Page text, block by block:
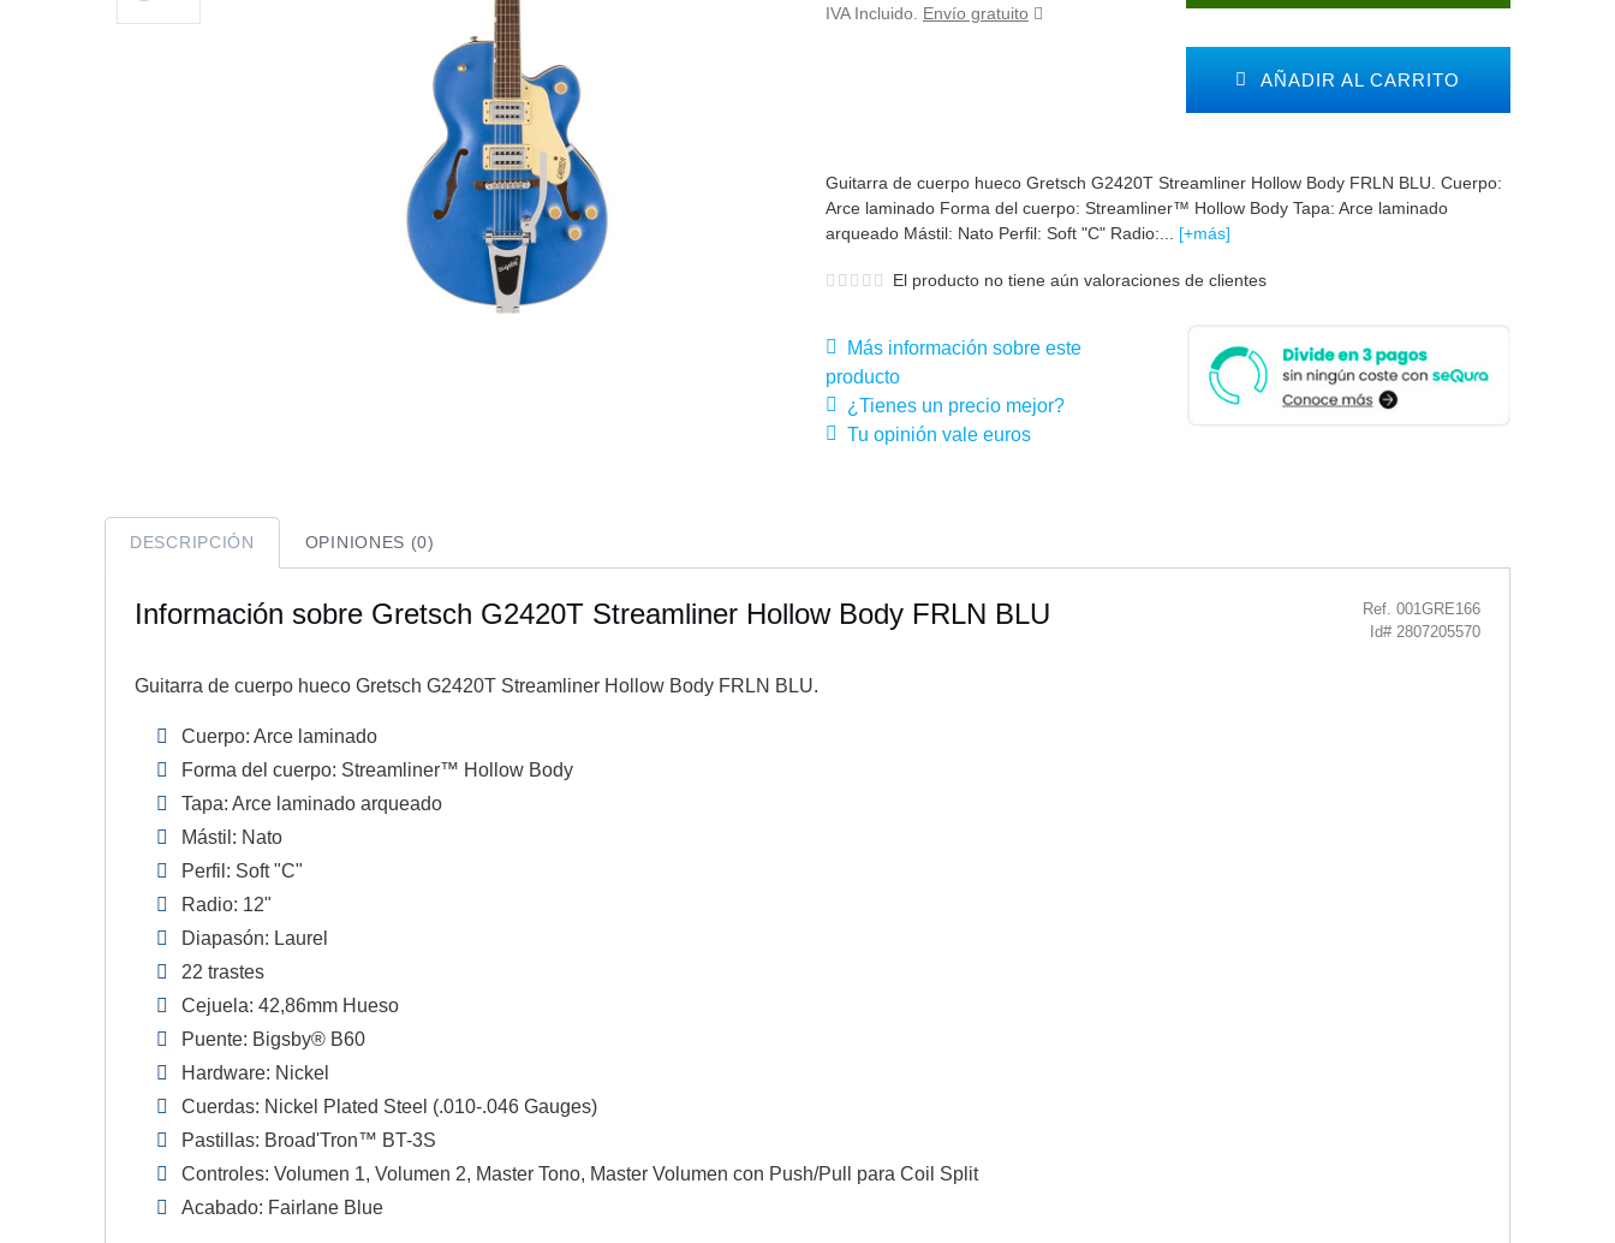
IVA Incluido. Envío gratuito
AÑADIR AL CARRITO
Guitarra de cuerpo hueco Gretsch G2420T Streamliner Hollow Body FRLN BLU. Cuerpo:
Arce laminado Forma del cuerpo: Streamliner™ Hollow Body Tapa: Arce laminado
arqueado Mástil: Nato Perfil: Soft "C" Radio:... [+más]
El producto no tiene aún valoraciones de clientes
Más información sobre este
producto
¿Tienes un precio mejor?
Tu opinión vale euros
DESCRIPCIÓN OPINIONES (0)
Información sobre Gretsch G2420T Streamliner Hollow Body FRLN BLU
Ref. 001GRE166
Id# 2807205570
Guitarra de cuerpo hueco Gretsch G2420T Streamliner Hollow Body FRLN BLU.
Cuerpo: Arce laminado
Forma del cuerpo: Streamliner™ Hollow Body
Tapa: Arce laminado arqueado
Mástil: Nato
Perfil: Soft "C"
Radio: 12"
Diapasón: Laurel
22 trastes
Cejuela: 42,86mm Hueso
Puente: Bigsby® B60
Hardware: Nickel
Cuerdas: Nickel Plated Steel (.010-.046 Gauges)
Pastillas: Broad'Tron™ BT-3S
Controles: Volumen 1, Volumen 2, Master Tono, Master Volumen con Push/Pull para Coil Split
Acabado: Fairlane Blue